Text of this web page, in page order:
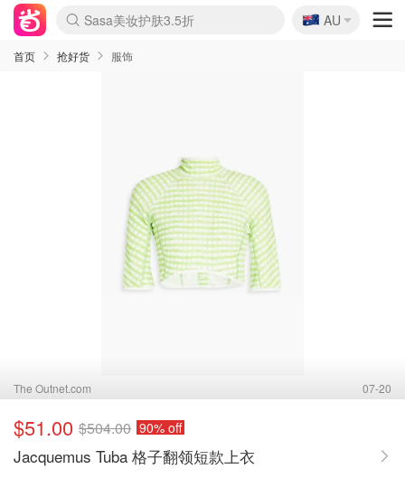
lululemon折扣上新
Sasa美妆护肤3.5折
SSENSE年中3折
FreshBeauty好价汇总
Cettire降价+叠9折
WWS Coles超市实拍
viagogo二手票捡漏
Myer超级周末1折
The Outnet奢牌1折起
David Jones 3折起
Flannels大牌1折
Perfumes Club护肤1折
AMIRO返校季6.2折
Amazon折扣汇总
eToro入金$200送$50
Amazon数码好物
ICONIC本周7.5折
ThedoubleF高奢地板价
Moose Knuckles 6折
丝芙兰5折起
EUFY官网3.7折起
Selenichast首饰2折
Trip机票酒店促销
YSL送5件彩妆礼
Amazon家居好物
Amazon美妆护肤
雅漾大喷$8
过敏原检测盒$33
伊索独家赠50ml沐浴露
科颜氏清仓3折
SEALIFE海洋馆门票6折
丝塔芙大白罐$16
订阅Newsletter送香薰
Cult Beauty 6.8折
Harrods圣诞日历2.3折
LN-CC奢牌私促3折
d'Alba空姐喷雾$16
EVE LOM套装逆天2折
Bernardelli独家4折
Adore Beauty 6折起
CT圣诞日历
Mytheresa奢品2.7折
Luxury Escapes 9折
Currentbody美容仪9折
MOON Garden Live
Roborock扫地机3.7折
Tingo Life水杯$24
Valentino官网5折
CR洗发护发6.3折
修丽可套装7.4折
Myer彩妆2件7折
GANNI官网4.5折
Stylevana韩妆4折
Tessabit高奢8.5折
OGX洗护4折
Amazon阿德莱德次日达
卡诗8.5折+赠礼
Philips Hue灯具8折
🇦🇺
AU
首页 抢好货 服饰
The Outnet.com 07-20
$51.00 $504.00 90% off
Jacquemus Tuba 格子翻领短款上衣